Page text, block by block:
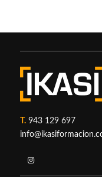
T.943 129 697